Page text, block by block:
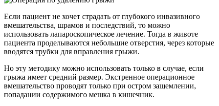
Если пациент не хочет страдать от глубокого инвазивного
вмешательства, шрамов и последствий, то можно
использовать лапароскопическое лечение. Тогда в животе
пациента проделываются небольшие отверстия, через которые
вводятся трубки для вправления грыжи.
Но эту методику можно использовать только в случае, если
грыжа имеет средний размер. Экстренное операционное
вмешательство проводят только при остром защемлении,
попадании содержимого мешка в кишечник.